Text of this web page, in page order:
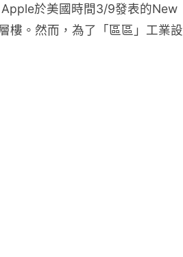
於美國時間3/9發表的New
樓。然而，為了「區區」工業設